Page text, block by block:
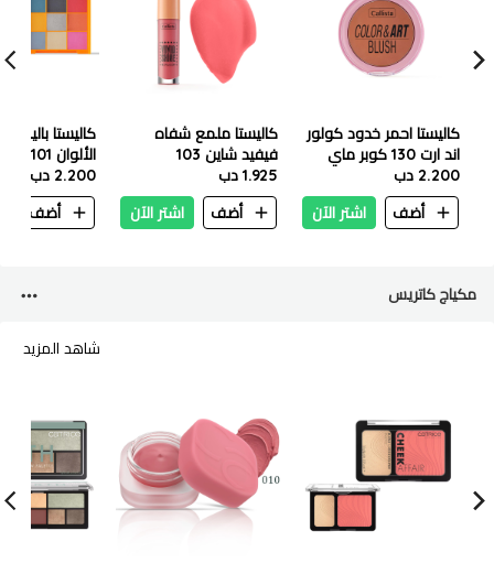
كاليستا احمر خدود كولور
اند ارت 130 كوبر ماي
واي
2.200 دب
أضف
اشتر الآن
كاليستا ملمع شفاه
فيفيد شاين 103
شوجرلاند بيري
1.925 دب
أضف
اشتر الآن
كاليستا باليت
النار
2.200 دب
أضف
مكياج كاتريس
شاهد المزيد